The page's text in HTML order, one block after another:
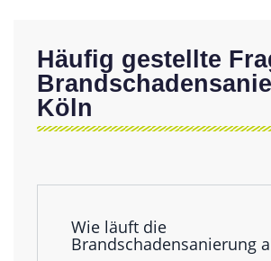
Häufig gestellte
Köln
Wie läuft die
Brandschadensanierung